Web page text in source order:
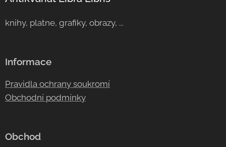
knihy, platne, grafiky, obrazy, ...
Informace
Pravidla ochrany soukromí
Obchodní podmínky
Obchod